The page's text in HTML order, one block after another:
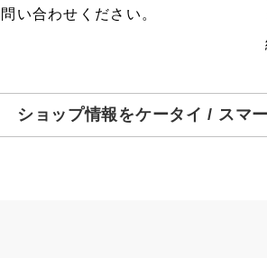
い合わせください。
ショップ情報をケータイ / スマ